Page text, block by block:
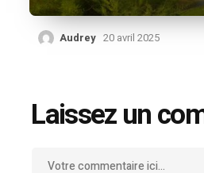
Audrey 20 avril 2025
Laissez un